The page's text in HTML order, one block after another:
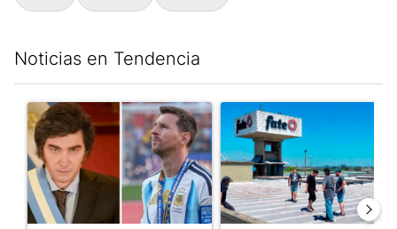
Noticias en Tendencia
Un artículo de tendencia con el título "Milei despidió a Jorge
Un artículo de tendencia